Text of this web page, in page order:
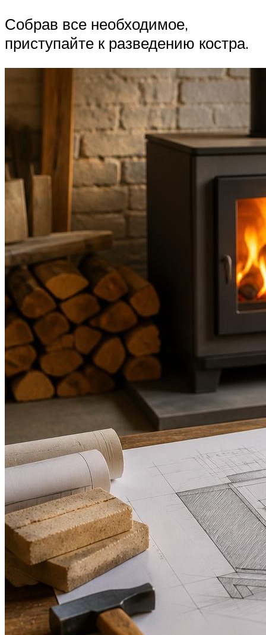
Собрав все необходимое,
приступайте к разведению костра.